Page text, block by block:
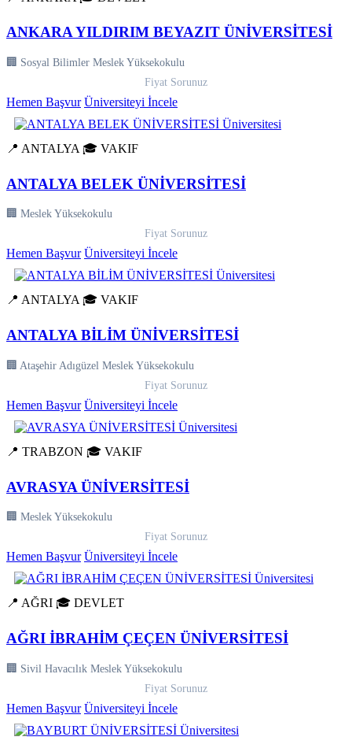
ANKARA YILDIRIM BEYAZIT ÜNİVERSİTESİ
🏢 Sosyal Bilimler Meslek Yüksekokulu
Fiyat Sorunuz
Hemen Başvur Üniversiteyi İncele
📍 ANTALYA 🎓 VAKIF
ANTALYA BELEK ÜNİVERSİTESİ
🏢 Meslek Yüksekokulu
Fiyat Sorunuz
Hemen Başvur Üniversiteyi İncele
📍 ANTALYA 🎓 VAKIF
ANTALYA BİLİM ÜNİVERSİTESİ
🏢 Ataşehir Adıgüzel Meslek Yüksekokulu
Fiyat Sorunuz
Hemen Başvur Üniversiteyi İncele
📍 TRABZON 🎓 VAKIF
AVRASYA ÜNİVERSİTESİ
🏢 Meslek Yüksekokulu
Fiyat Sorunuz
Hemen Başvur Üniversiteyi İncele
📍 AĞRI 🎓 DEVLET
AĞRI İBRAHİM ÇEÇEN ÜNİVERSİTESİ
🏢 Sivil Havacılık Meslek Yüksekokulu
Fiyat Sorunuz
Hemen Başvur Üniversiteyi İncele